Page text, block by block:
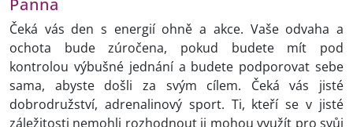
Čeká vás den s energií ohně a akce. Vaše odvaha a
ochota bude zúročena, pokud budete mít pod
kontrolou výbušné jednání a budete podporovat sebe
sama, abyste došli za svým cílem. Čeká vás jisté
dobrodružství, adrenalinový sport. Ti, kteří se v jisté
záležitosti nemohli rozhodnout ji mohou využít pro svůj